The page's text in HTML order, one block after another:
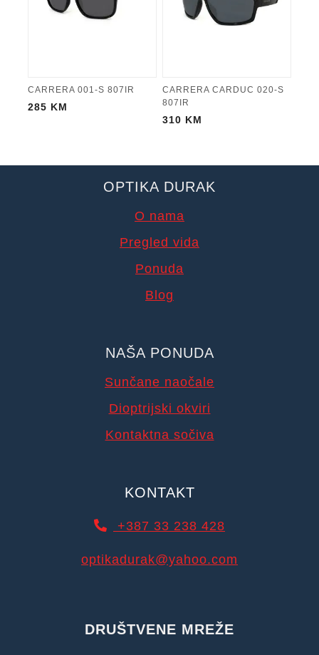
CARRERA 001-S 807IR
285 KM
CARRERA CARDUC 020-S
807IR
310 KM
OPTIKA DURAK
O nama
Pregled vida
Ponuda
Blog
NAŠA PONUDA
Sunčane naočale
Dioptrijski okviri
Kontaktna sočiva
KONTAKT
+387 33 238 428
optikadurak@yahoo.com
DRUŠTVENE MREŽE